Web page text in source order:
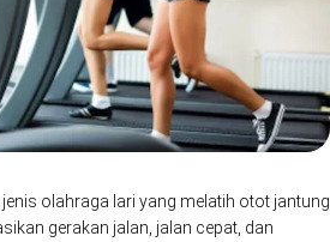
olahraga lari yang melatih otot jantung
gerakan jalan, jalan cepat, dan